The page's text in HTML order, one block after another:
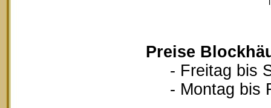
Preise
- Freitag bis
- Montag bis